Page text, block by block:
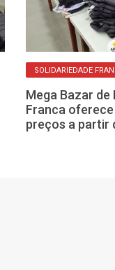
SOLIDARIEDADE
Mega Bazar de
Franca
preços a partir